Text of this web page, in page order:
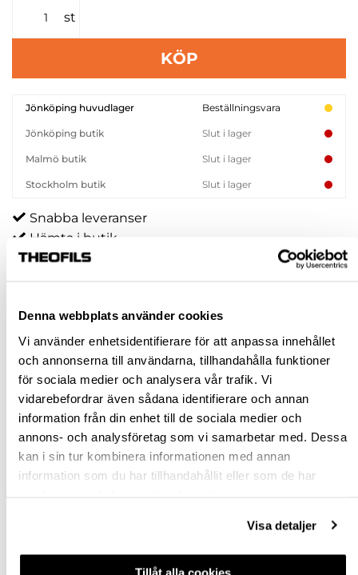
Denna webbplats använder cookies
Vi använder enhetsidentifierare för att anpassa innehållet
och annonserna till användarna, tillhandahålla funktioner
för sociala medier och analysera vår trafik. Vi
vidarebefordrar även sådana identifierare och annan
information från din enhet till de sociala medier och
annons- och analysföretag som vi samarbetar med. Dessa
kan i sin tur kombinera informationen med annan
information som du har tillhandahållit eller som de har
Visa detaljer
st
KÖP
Jönköping huvudlager Beställningsvara
Jönköping butik Slut i lager
Malmö butik Slut i lager
Stockholm butik Slut i lager
Snabba leveranser
Hämta i butik
Ledande leverantör i Sverige
BESKRIVNING
SPECIFIKATION
FRÅGA OM PRODUKT
RECENSIONER